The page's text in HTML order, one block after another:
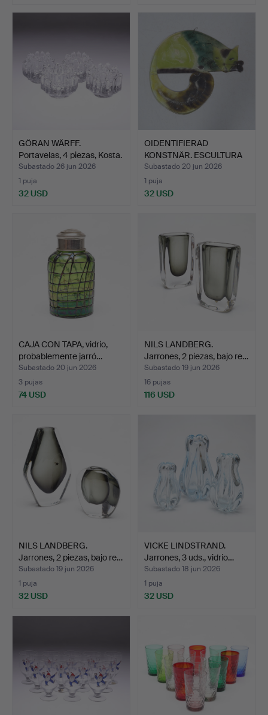
GÖRAN WÄRFF.
Portavelas, 4 piezas, Kosta.
Subastado 26 jun 2026
1 puja
32 USD
OIDENTIFIERAD
KONSTNÄR. ESCULTURA
COLGANTE…
Subastado 20 jun 2026
1 puja
32 USD
CAJA CON TAPA, vidrio,
probablemente jarró…
Subastado 20 jun 2026
3 pujas
74 USD
NILS LANDBERG.
Jarrones, 2 piezas, bajo re…
Subastado 19 jun 2026
16 pujas
116 USD
NILS LANDBERG.
Jarrones, 2 piezas, bajo re…
Subastado 19 jun 2026
1 puja
32 USD
VICKE LINDSTRAND.
Jarrones, 3 uds., vidrio…
Subastado 18 jun 2026
1 puja
32 USD